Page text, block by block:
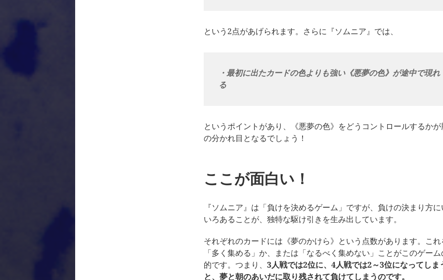
という2点があげられます。さらに『ソムニア』では、
・最初に出たカードの色よりも強い《悪夢の色》が途中で現れ
る
というポイントがあり、《悪夢の色》をどうコントロールするかが
の分かれ目となるでしょう！
ここが面白い！
『ソムニア』は「負けを決めるゲーム」ですが、負けの決まり方
いろあることが、独特な駆け引きを生み出しています。
それぞれのカードには《夢のかけら》という点数があります。これ
「多く集める」か、または「なるべく集めない」ことがこのゲー
的です。つまり、 3人戦では2位に、4人戦では2～3位になってしま
と、夢と朝のあいだに取り残されて負けてしまうのです。